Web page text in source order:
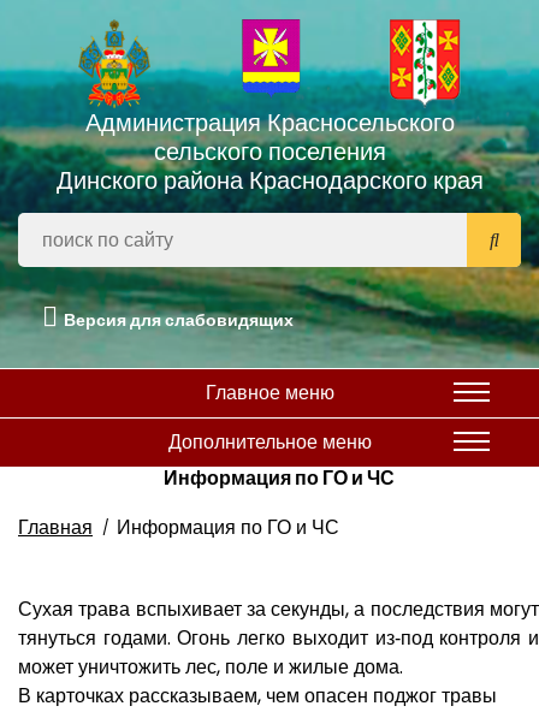
Администрация Красносельского
сельского поселения
Динского района Краснодарского края
Версия для слабовидящих
Главное меню
Дополнительное меню
Информация по ГО и ЧС
Главная
Информация по ГО и ЧС
Сухая трава вспыхивает за секунды, а последствия могут
тянуться годами. Огонь легко выходит из‑под контроля и
может уничтожить лес, поле и жилые дома.
В карточках рассказываем, чем опасен поджог травы